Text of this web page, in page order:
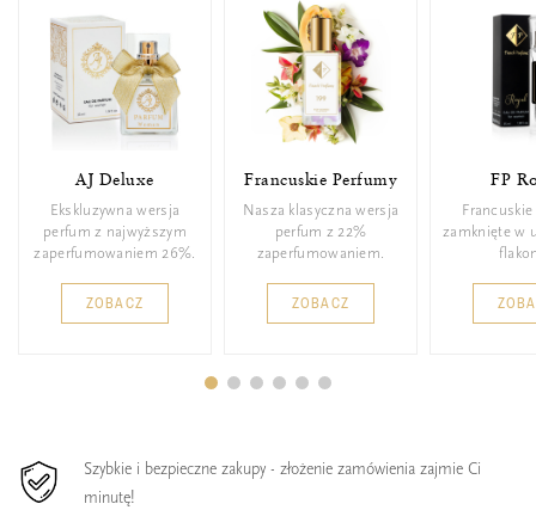
AJ Deluxe
Ekskluzywna wersja
perfum z najwyższym
zaperfumowaniem 26%.
ZOBACZ
Francuskie Perfumy
Nasza klasyczna wersja
perfum z 22%
zaperfumowaniem.
ZOBACZ
FP
zamknięte w
Szybkie i bezpieczne zakupy - złożenie zamówienia zajmie Ci
minutę!